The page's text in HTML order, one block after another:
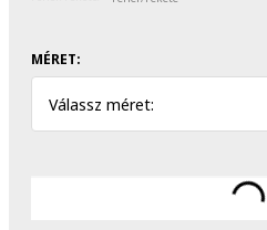
MÉRET:
Válassz méret: